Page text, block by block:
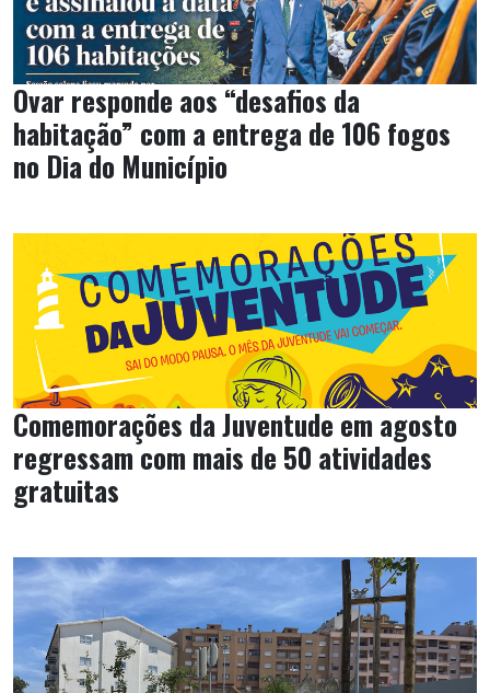
Ovar responde aos “desafios da
habitação” com a entrega de 106 fogos
no Dia do Município
Comemorações da Juventude em agosto
regressam com mais de 50 atividades
gratuitas